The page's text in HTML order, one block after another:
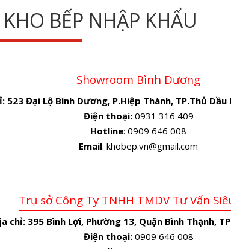
BẾP NHẬP KHẨU
Showroom Bình Dương
523 Đại Lộ Bình Dương, P.Hiệp Thành, TP.Thủ
Điện thoại:0931 316 409
Hotline: 0909 646 008
Email: khobep.vn@gmail.com
Trụ sở Công Ty TNHH TMDV Tư Vấn
chỉ: 395 Bình Lợi, Phường 13, Quận Bình Thạnh,
Điện thoại:0909 646 008